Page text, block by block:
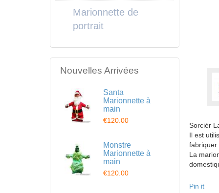
Sorcièr
Il est
fabriquer
La
Pin it
Marionnette de
portrait
Nouvelles Arrivées
Santa
Marionnette à
main
€120.00
Monstre
Marionnette à
main
€120.00